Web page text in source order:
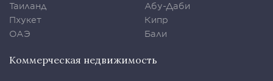
Таиланд
Пхукет
ОАЭ
Абу-Даби
Кипр
Бали
Коммерческая недвижимость